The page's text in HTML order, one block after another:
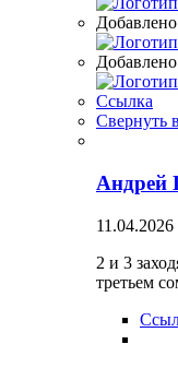
Ссылка
Свернуть
Андрей
11.04.2026
2 и 3
третьем